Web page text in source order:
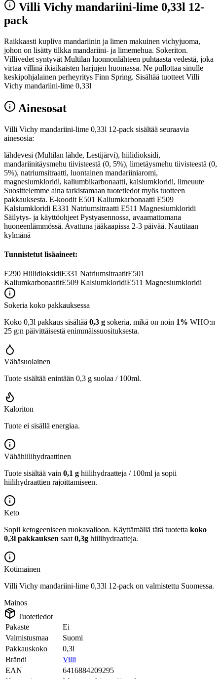
Villi Vichy mandariini-lime 0,33l 12-
pack
Raikkaasti kupliva mandariinin ja limen makuinen vichyjuoma,
johon on lisätty tilkka mandariini- ja limemehua. Sokeriton.
Villivedet syntyvät Multilan luonnonlähteen puhtaasta vedestä, joka
virtaa villinä ikiaikaisten harjujen huomassa. Ne pullottaa sinulle
keskipohjalainen perheyritys Finn Spring. Sisältää tuotteet Villi
Vichy mandariini-lime 0,33l
Ainesosat
Villi Vichy mandariini-lime 0,33l 12-pack sisältää seuraavia
ainesosia:
lähdevesi (Multilan lähde, Lestijärvi), hiilidioksidi,
mandariinitäysmehu tiivisteestä (0, 5%), limetäysmehu tiivisteestä (0,
5%), natriumsitraatti, luontainen mandariiniaromi,
magnesiumkloridi, kaliumbikarbonaatti, kalsiumkloridi, limeuute
Suosittelemme aina tarkistamaan tuotetiedot myös tuotteen
pakkauksesta. E-koodit E501 Kaliumkarbonaatti E509
Kalsiumkloridi E331 Natriumsitraatti E511 Magnesiumkloridi
Säilytys- ja käyttöohjeet Pystyasennossa, avaamattomana
huoneenlämmössä. Avattuna jääkaapissa 2-3 päivää. Nautitaan
kylmänä
Tunnistetut lisäaineet:
E290 HiilidioksidiE331 NatriumsitraatitE501
KaliumkarbonaatitE509 KalsiumkloridiE511 Magnesiumkloridi
Sokeria koko pakkauksessa
Koko 0,3l pakkaus sisältää 0,3 g sokeria, mikä on noin 1% WHO:n
25 g:n päivittäisestä enimmäissuosituksesta.
Vähäsuolainen
Tuote sisältää enintään 0,3 g suolaa / 100ml.
Kaloriton
Tuote ei sisällä energiaa.
Vähähiilihydraattinen
Tuote sisältää vain 0,1 g hiilihydraatteja / 100ml ja sopii
hiilihydraattien rajoittamiseen.
Keto
Sopii ketogeeniseen ruokavalioon. Käyttämällä tätä tuotetta koko
0,3l pakkauksen saat 0,3g hiilihydraatteja.
Kotimainen
Villi Vichy mandariini-lime 0,33l 12-pack on valmistettu Suomessa.
Mainos
Tuotetiedot
Pakaste
Ei
Valmistusmaa
Suomi
Pakkauskoko
0,3l
Brändi
Villi
EAN
6416884209295